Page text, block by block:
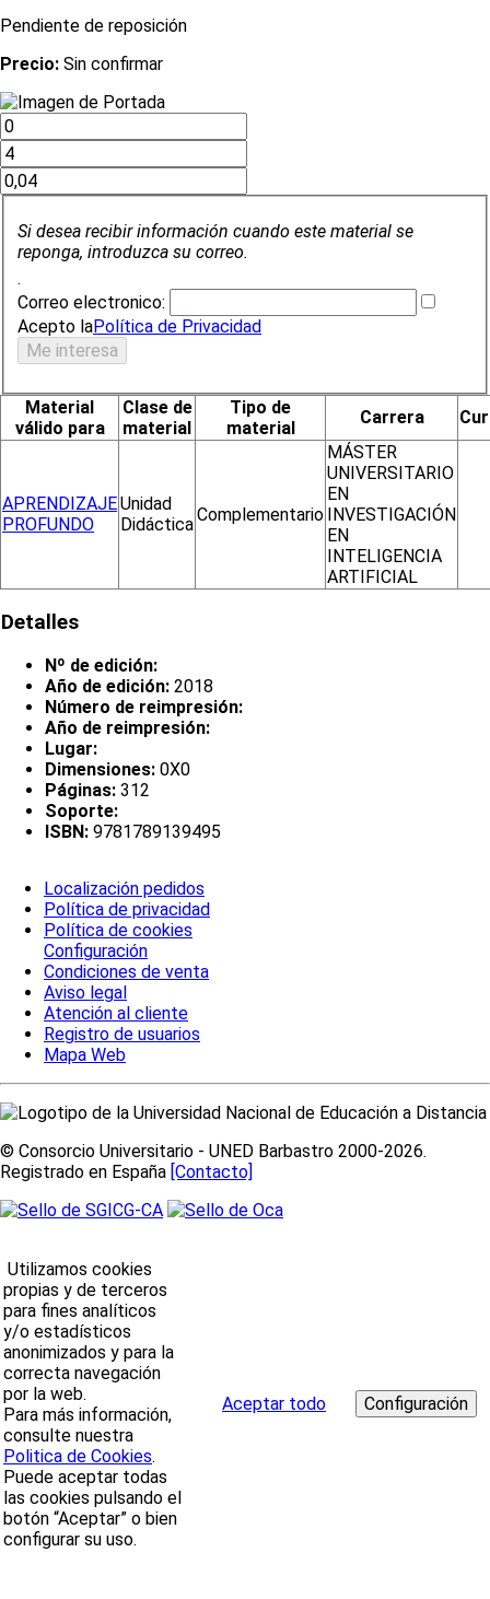
Pendiente de reposición
Precio: Sin confirmar
Si desea recibir información cuando este material se
reponga, introduzca su correo.
.
Correo electronico:
Acepto laPolítica de Privacidad
Material
válido para
Clase de
material
Tipo de
material
Carrera
APRENDIZAJE
PROFUNDO
Unidad
DidácticaComplementario
MÁSTER
UNIVERSITARIO
EN
INVESTIGACIÓN
EN
INTELIGENCIA
ARTIFICIAL
Detalles
Nº de edición:
Año de edición: 2018
Número de reimpresión:
Año de reimpresión:
Lugar:
Dimensiones: 0X0
Páginas: 312
Soporte:
ISBN: 9781789139495
Localización pedidos
Política de privacidad
Política de cookies
Configuración
Condiciones de venta
Aviso legal
Atención al cliente
Registro de usuarios
Mapa Web
© Consorcio Universitario - UNED Barbastro 2000-2026.
Registrado en España [Contacto]
Utilizamos cookies
propias y de terceros
para fines analíticos
y/o estadísticos
anonimizados y para la
correcta navegación
por la web.
Para más información,
consulte nuestra
Politica de Cookies.
Puede aceptar todas
las cookies pulsando el
botón “Aceptar” o bien
configurar su uso.
Aceptar todo